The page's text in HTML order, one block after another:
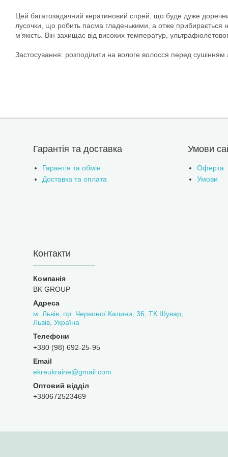
Цей багатозадачний кератиновий спрей, що буде дуже
лусочки, що робить пасма гладенькими, а отже прибирається
м’якість. Він захищає від високих температур,
Застосування: розподiлити на вологе волосся перед
Гарантія та доставка
Гарантія та обмін
Доставка та оплата
Умови
Оферта
Умови
Контакти
BK GROUP
м. Львів, пр. Червоної Калини, 36, ТК Шувар,
Львів, Україна
+380 (98) 692-25-95
ekreukraine@gmail.com
Оптовий відділ
+380672523469